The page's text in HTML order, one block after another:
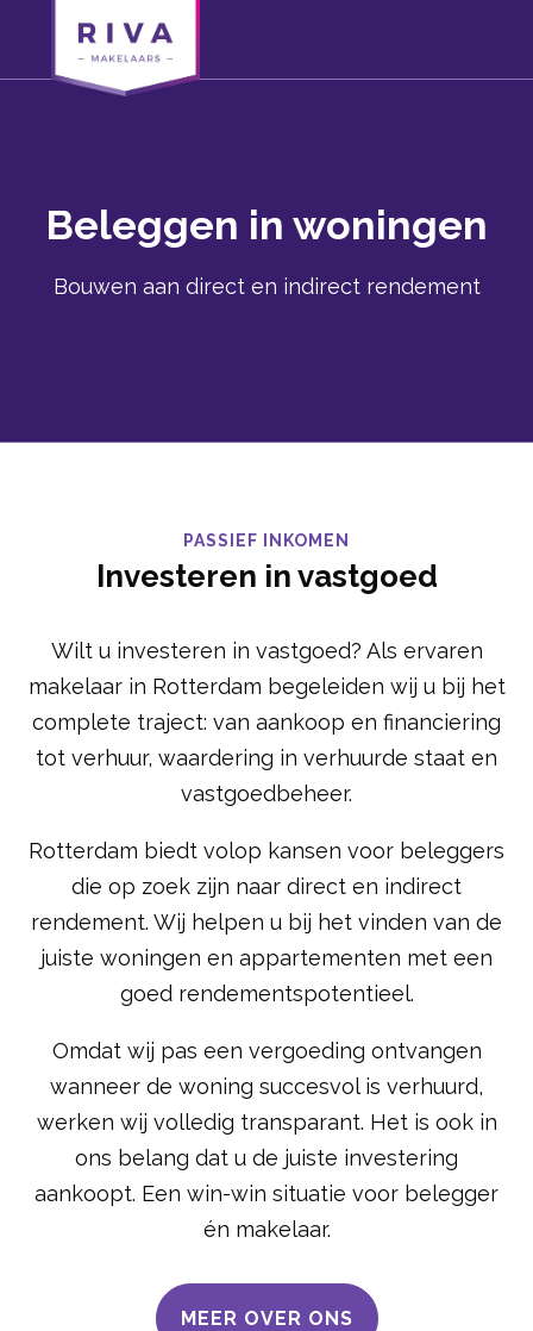
Beleggen in woningen
Bouwen aan direct en indirect rendement
PASSIEF INKOMEN
Investeren in vastgoed
Wilt u investeren in vastgoed? Als ervaren
makelaar in Rotterdam begeleiden wij u bij het
complete traject: van aankoop en financiering
tot verhuur, waardering in verhuurde staat en
vastgoedbeheer.
Rotterdam biedt volop kansen voor beleggers
die op zoek zijn naar direct en indirect
rendement. Wij helpen u bij het vinden van de
juiste woningen en appartementen met een
goed rendementspotentieel.
Omdat wij pas een vergoeding ontvangen
wanneer de woning succesvol is verhuurd,
werken wij volledig transparant. Het is ook in
ons belang dat u de juiste investering
aankoopt. Een win-win situatie voor belegger
én makelaar.
MEER OVER ONS